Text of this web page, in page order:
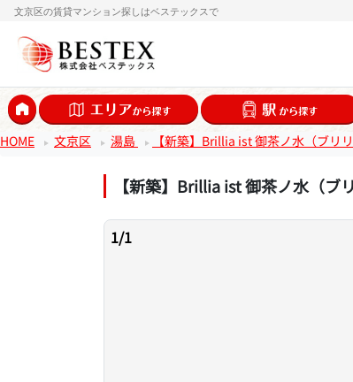
文京区の賃貸マンション探しはベステックスで
HOME 文京区 湯島 【新築】Brillia ist 御茶ノ水（ブリ
【新築】Brillia ist 御茶ノ水（ブ
1/1